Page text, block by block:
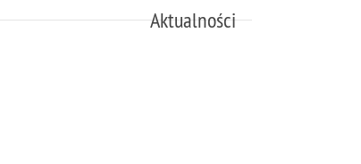
Aktualności